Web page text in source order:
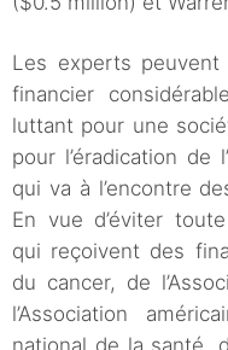
Les experts
financier
luttant pour une
pour l’éradication de
qui va à l’encontre
En vue d’éviter
qui reçoivent des
du cancer, de
l’Association